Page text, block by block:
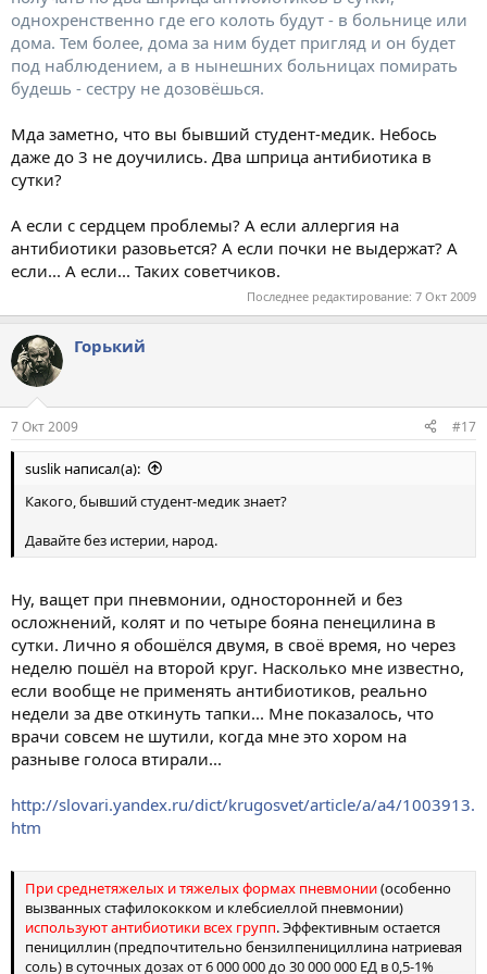
однохренственно где его колоть будут - в больнице или
дома. Тем более, дома за ним будет пригляд и он будет
под наблюдением, а в нынешних больницах помирать
будешь - сестру не дозовёшься.
Мда заметно, что вы бывший студент-медик. Небось
даже до 3 не доучились. Два шприца антибиотика в
сутки?
А если с сердцем проблемы? А если аллергия на
антибиотики разовьется? А если почки не выдержат? А
если... А если... Таких советчиков.
Последнее редактирование: 7 Окт 2009
Горький
7 Окт 2009 #17
suslik написал(а):
Какого, бывший студент-медик знает?
Давайте без истерии, народ.
Ну, ващет при пневмонии, односторонней и без
осложнений, колят и по четыре бояна пенецилина в
сутки. Лично я обошёлся двумя, в своё время, но через
неделю пошёл на второй круг. Насколько мне известно,
если вообще не применять антибиотиков, реально
недели за две откинуть тапки... Мне показалось, что
врачи совсем не шутили, когда мне это хором на
разныве голоса втирали...
http://slovari.yandex.ru/dict/krugosvet/article/a/a4/1003913.
htm
При среднетяжелых и тяжелых формах пневмонии(особенно
вызванных стафилококком и клебсиеллой пневмонии)
используют антибиотики всех групп. Эффективным остается
пенициллин (предпочтительно бензилпенициллина натриевая
соль) в суточных дозах от 6 000 000 до 30 000 000 ЕД в 0,5-1%